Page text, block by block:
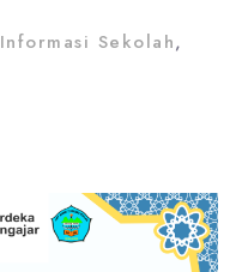
Informasi Sekolah,